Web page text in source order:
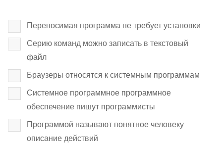
Переносимая программа не требует установки
Серию команд можно записать в текстовый
файл
Браузеры относятся к системным программам
Системное программное программное
обеспечение пишут программисты
Программой называют понятное человеку
описание действий